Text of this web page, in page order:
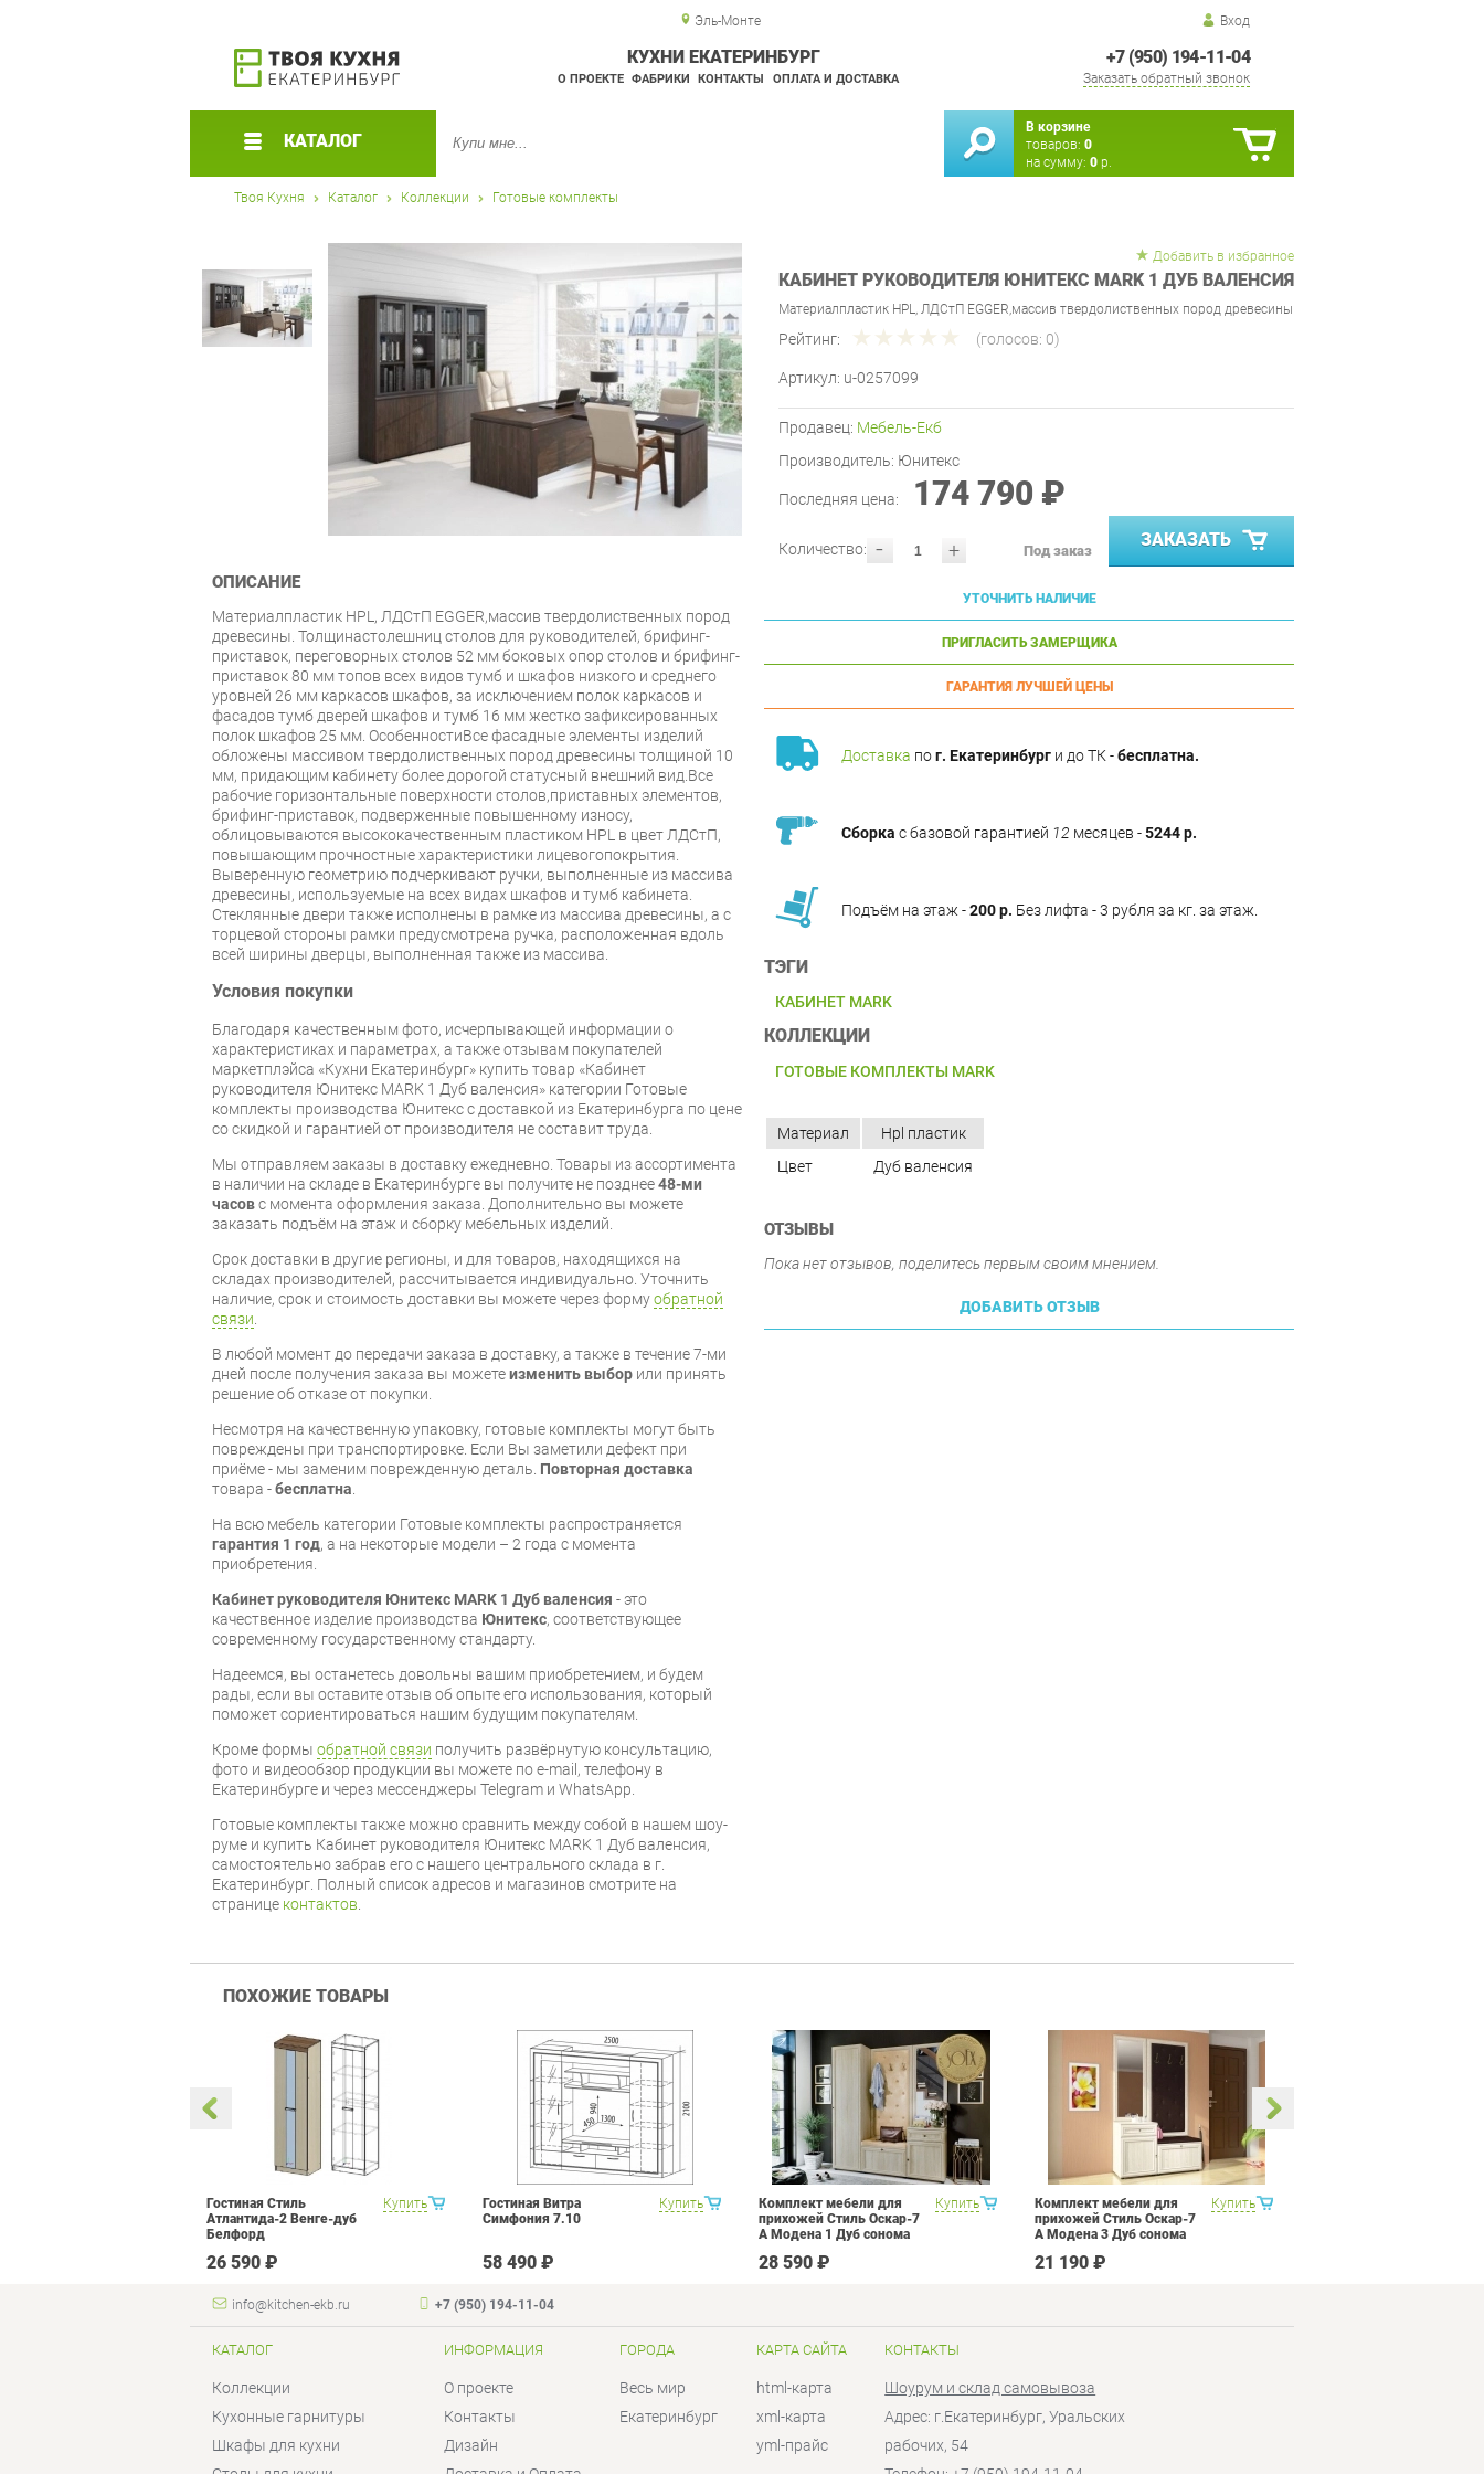
Эль-Монте Вход
+7 (950) 194-11-04
Заказать обратный звонок
КУХНИ ЕКАТЕРИНБУРГ
О ПРОЕКТЕ ФАБРИКИ КОНТАКТЫ ОПЛАТА И ДОСТАВКА
КАТАЛОГ
В корзине
товаров: 0
на сумму: 0 р.
Твоя Кухня Каталог Коллекции Готовые комплекты
Добавить в избранное
КАБИНЕТ РУКОВОДИТЕЛЯ ЮНИТЕКС MARK 1 ДУБ ВАЛЕНСИЯ
Материалпластик HPL, ЛДСтП EGGER,массив твердолиственных пород древесины
Рейтинг: (голосов: 0)
Артикул: u-0257099
Продавец: Мебель-Екб
Производитель: Юнитекс
Последняя цена: 174 790 ₽
- +
Количество: Под заказ
ЗАКАЗАТЬ
УТОЧНИТЬ НАЛИЧИЕ
ПРИГЛАСИТЬ ЗАМЕРЩИКА
ГАРАНТИЯ ЛУЧШЕЙ ЦЕНЫ
Доставка пог. Екатеринбург и до ТК -бесплатна.
Сборка с базовой гарантией 12 месяцев -5244 р.
Подъём на этаж -200 р. Без лифта - 3 рубля за кг. за этаж.
ТЭГИ
КАБИНЕТ MARK
КОЛЛЕКЦИИ
ГОТОВЫЕ КОМПЛЕКТЫ MARK
ОПИСАНИЕ
Материалпластик HPL, ЛДСтП EGGER,массив твердолиственных пород
древесины. Толщинастолешниц столов для руководителей, брифинг-
приставок, переговорных столов 52 мм боковых опор столов и брифинг-
приставок 80 мм топов всех видов тумб и шкафов низкого и среднего
уровней 26 мм каркасов шкафов, за исключением полок каркасов и
фасадов тумб дверей шкафов и тумб 16 мм жестко зафиксированныx
полок шкафов 25 мм. ОсобенностиВсе фасадные элементы изделий
обложены массивом твердолиственных пород древесины толщиной 10
мм, придающим кабинету более дорогой статусный внешний вид.Все
рабочие горизонтальные поверхности столов,приставных элементов,
брифинг-приставок, подверженные повышенному износу,
облицовываются высококачественным пластиком HPL в цвет ЛДСтП,
повышающим прочностные характеристики лицевогопокрытия.
Выверенную геометрию подчеркивают ручки, выполненные из массива
древесины, используемые на всех видах шкафов и тумб кабинета.
Стеклянные двери также исполнены в рамке из массива древесины, а с
торцевой стороны рамки предусмотрена ручка, расположенная вдоль
всей ширины дверцы, выполненная также из массива.
Условия покупки
Благодаря качественным фото, исчерпывающей информации о
характеристиках и параметрах, а также отзывам покупателей
маркетплэйса «Кухни Екатеринбург» купить товар «Кабинет
руководителя Юнитекс MARK 1 Дуб валенсия» категории Готовые
комплекты производства Юнитекс с доставкой из Екатеринбурга по цене
со скидкой и гарантией от производителя не составит труда.
Мы отправляем заказы в доставку ежедневно. Товары из ассортимента
в наличии на складе в Екатеринбурге вы получите не позднее48-ми
часовс момента оформления заказа. Дополнительно вы можете
заказать подъём на этаж и сборку мебельных изделий.
Срок доставки в другие регионы, и для товаров, находящихся на
складах производителей, рассчитывается индивидуально. Уточнить
наличие, срок и стоимость доставки вы можете через формуобратной
связи.
В любой момент до передачи заказа в доставку, а также в течение 7-ми
дней после получения заказа вы можетеизменить выбор или принять
решение об отказе от покупки.
Несмотря на качественную упаковку, готовые комплекты могут быть
повреждены при транспортировке. Если Вы заметили дефект при
приёме - мы заменим поврежденную деталь. Повторная доставка
товара -бесплатна.
На всю мебель категории Готовые комплекты распространяется
гарантия 1 год, а на некоторые модели – 2 года с момента
приобретения.
Кабинет руководителя Юнитекс MARK 1 Дуб валенсия - это
качественное изделие производства Юнитекс, соответствующее
современному государственному стандарту.
Надеемся, вы останетесь довольны вашим приобретением, и будем
рады, если вы оставите отзыв об опыте его использования, который
поможет сориентироваться нашим будущим покупателям.
Кроме формы обратной связи получить развёрнутую консультацию,
фото и видеообзор продукции вы можете по e-mail, телефону в
Екатеринбурге и через мессенджеры Telegram и WhatsApp.
Готовые комплекты также можно сравнить между собой в нашем шоу-
руме и купить Кабинет руководителя Юнитекс MARK 1 Дуб валенсия,
самостоятельно забрав его с нашего центрального склада в г.
Екатеринбург. Полный список адресов и магазинов смотрите на
странице контактов.
Материал
Hpl пластик
Цвет
Дуб валенсия
ОТЗЫВЫ
Пока нет отзывов, поделитесь первым своим мнением.
ДОБАВИТЬ ОТЗЫВ
ПОХОЖИЕ ТОВАРЫ
Купить
Гостиная Стиль
Атлантида-2 Венге-дуб
Белфорд
26 590 ₽
Купить
Гостиная Витра
Симфония 7.10
58 490 ₽
Купить
Комплект мебели для
прихожей Стиль Оскар-7
А Модена 1 Дуб сонома
28 590 ₽
Купить
Комплект мебели для
прихожей Стиль Оскар-7
А Модена 3 Дуб сонома
21 190 ₽
info@kitchen-ekb.ru +7 (950) 194-11-04
КАТАЛОГ
Коллекции
Кухонные гарнитуры
Шкафы для кухни
ИНФОРМАЦИЯ
О проекте
Контакты
Дизайн
ГОРОДА
Весь мир
Екатеринбург
КАРТА САЙТА
html-карта
xml-карта
yml-прайс
КОНТАКТЫ
Шоурум и склад самовывоза
Адрес: г.Екатеринбург, Уральских
рабочих, 54